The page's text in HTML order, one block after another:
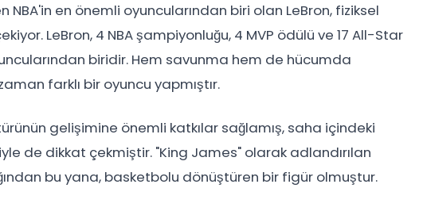
en önemli oyuncularından biri olan LeBron, fiziksel
LeBron, 4 NBA şampiyonluğu, 4 MVP ödülü ve 17 All-Star
biridir. Hem savunma hem de hücumda
farklı bir oyuncu yapmıştır.
gelişimine önemli katkılar sağlamış, saha içindeki
de dikkat çekmiştir. "King James" olarak adlandırılan
bu yana, basketbolu dönüştüren bir figür olmuştur.